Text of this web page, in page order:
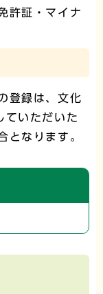
許証・マイナ
登録は、文化
ていただいた
となります。